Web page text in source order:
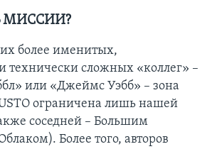
МИССИИ?
более именитых,
технически сложных «коллег» –
или «Джеймс Уэбб» – зона
ограничена лишь нашей
соседней – Большим
Более того, авторов